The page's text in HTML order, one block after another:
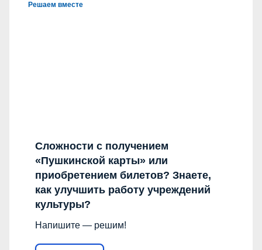
Решаем вместе
Сложности с получением
«Пушкинской карты» или
приобретением билетов? Знаете,
как улучшить работу учреждений
культуры?
Напишите — решим!